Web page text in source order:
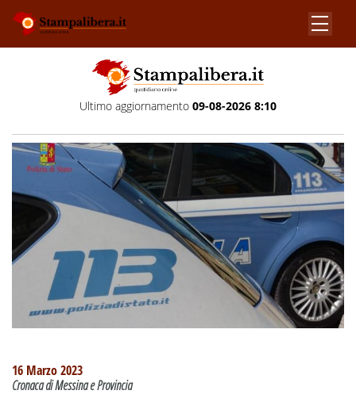
Ultimo aggiornamento 09-08-2026 8:10
16 Marzo 2023
Cronaca di Messina e Provincia